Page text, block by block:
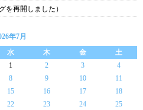
を再開しました）
年7月
水 木 金
土
1
2 3
4
8 9 10
11
15 16 17
18
22 23 24
25